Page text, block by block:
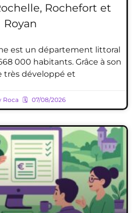
Rochefort et
Royan
est un département littoral
000 habitants. Grâce à son
très développé et
Roca 07/08/2026